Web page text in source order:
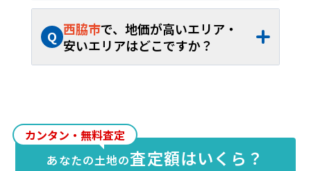
A 西脇市の土地売却相場は、約7.83万円/坪
（約2.69万円～約13.5万円/坪）、平米単
価約2.37万円/㎡（約8,150円～約
4.07万
Q 西脇市で、地価が高いエリア・
安いエリアはどこですか？
2.69万円/坪（約
カンタン・無料査定
あなたの土地の査定額はいくら？